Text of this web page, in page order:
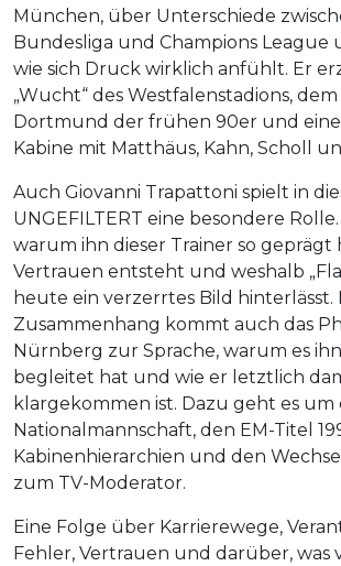
München, über Unterschiede
Bundesliga und Champions League
wie sich Druck wirklich anfühlt. Er
„Wucht“ des Westfalenstadions,
Dortmund der frühen 90er und
Kabine mit Matthäus, Kahn, Scholl
Auch Giovanni Trapattoni spielt in
UNGEFILTERT eine besondere
warum ihn dieser Trainer so geprägt
Vertrauen entsteht und weshalb
heute ein verzerrtes Bild hinterlässt.
Zusammenhang kommt auch das
Nürnberg zur Sprache, warum es
begleitet hat und wie er letztlich
klargekommen ist. Dazu geht es um
Nationalmannschaft, den EM-Titel
Kabinenhierarchien und den
zum TV-Moderator.
Eine Folge über Karrierewege,
Fehler, Vertrauen und darüber, was